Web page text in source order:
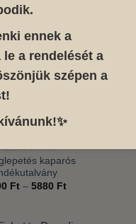
Apa
Ft
kaparós
Ft – 5880 FtÁrtartomány:
ennek a
a rendelését a
szépen a